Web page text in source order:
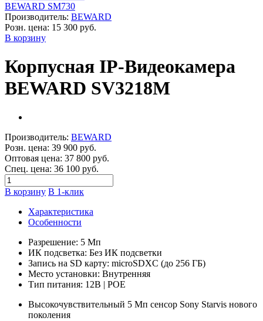
BEWARD SM730
Производитель: BEWARD
Розн. цена: 15 300 руб.
В корзину
Корпусная IP-Видеокамера
BEWARD SV3218M
Производитель: BEWARD
Розн. цена: 39 900 руб.
Оптовая цена: 37 800 руб.
Спец. цена: 36 100 руб.
В корзину В 1-клик
Характеристика
Особенности
Разрешение: 5 Мп
ИК подсветка: Без ИК подсветки
Запись на SD карту: microSDXC (до 256 ГБ)
Место установки: Внутренняя
Тип питания: 12В | POE
Высокочувствительный 5 Мп сенсор Sony Starvis нового
поколения